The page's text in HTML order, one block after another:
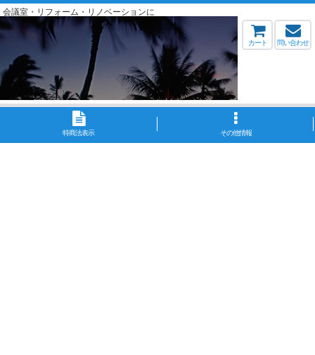
議室・リフォーム・リノベーションに
カート 問い合わせ
特商法表示 その他情報